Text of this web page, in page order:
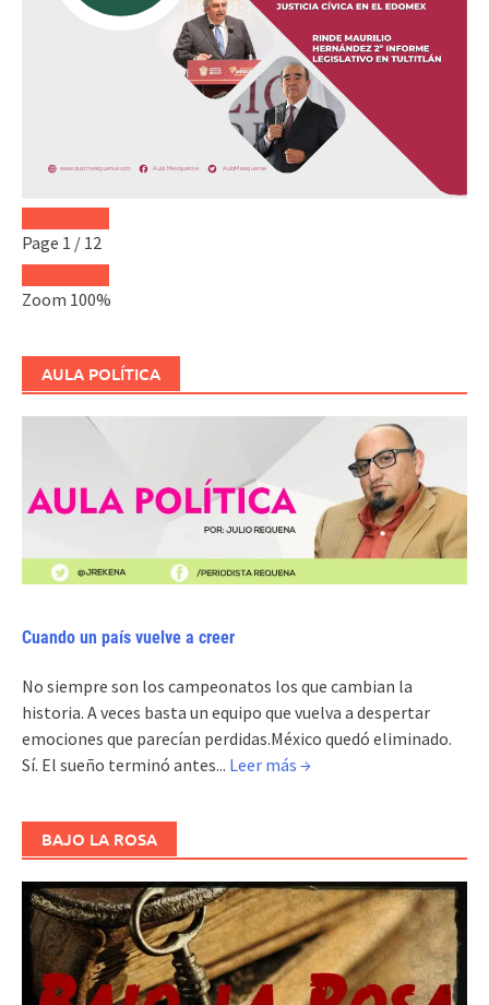
Page 1 / 12
Zoom 100%
AULA POLÍTICA
Cuando un país vuelve a creer
No siempre son los campeonatos los que cambian la
historia. A veces basta un equipo que vuelva a despertar
emociones que parecían perdidas.México quedó eliminado.
Sí. El sueño terminó antes... Leer más →
BAJO LA ROSA